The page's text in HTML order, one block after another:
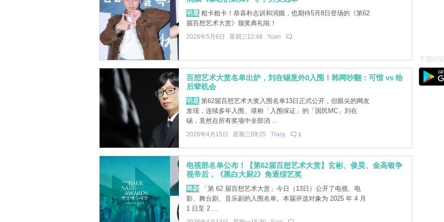
明星粗卡粗卡！恭喜朴志训和润娥，也期待5月8日登场的《第62
届百想艺术大赏》颁奖典礼啦！
2026年5月6日 星期三12:48 Yuan
百想艺术大赏名单出炉，刘在锡意外0入围！韩网吵翻：可惜 vs 给
后辈机会
明星第62届百想艺术大奖入围名单13日正式公开，但眼尖的网友
发现，连续多年入围、堪称「入围保证」的「国民MC」刘在
锡，竟然在所有奖项中全部消 ...
2026年4月15日 星期三09:25 Tracy 1
电视部名单公布！【第62届百想艺术大赏】玄彬、俊昊、金高银争
视帝后，《黑白大厨2》角逐综艺奖
韩剧 「第 62 届百想艺术大赏」今日（13日）公开了电视、电
影、舞台剧、音乐剧的入围名单。本届评选对象为 2025 年 4 月
1 日至 2 ...
下载